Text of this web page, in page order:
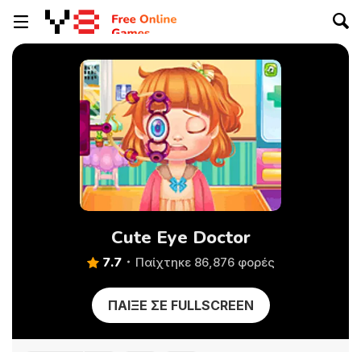
Cute Eye Doctor
7.7 Παίχτηκε 86,876 φορές
ΠΑΊΞΕ ΣΕ FULLSCREEN